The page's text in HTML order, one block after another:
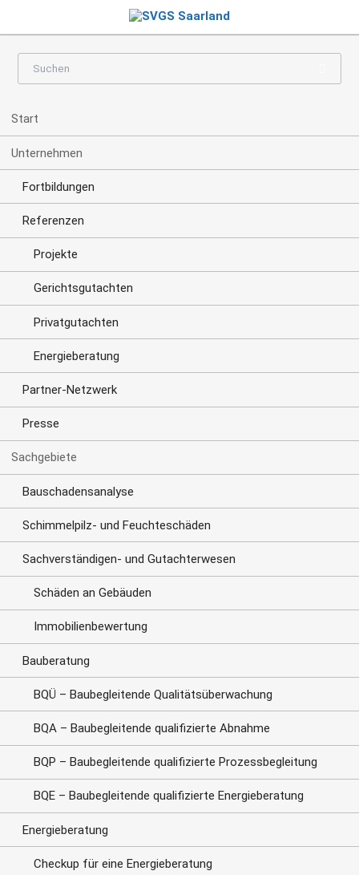
Navigation
Start
Unternehmen
Fortbildungen
Referenzen
Projekte
Gerichtsgutachten
Privatgutachten
Energieberatung
Partner-Netzwerk
Presse
Sachgebiete
Bauschadensanalyse
Schimmelpilz- und Feuchteschäden
Sachverständigen- und Gutachterwesen
Schäden an Gebäuden
Immobilienbewertung
Bauberatung
BQÜ – Baubegleitende Qualitätsüberwachung
BQA – Baubegleitende qualifizierte Abnahme
BQP – Baubegleitende qualifizierte Prozessbegleitung
BQE – Baubegleitende qualifizierte Energieberatung
Energieberatung
Checkup für eine Energieberatung